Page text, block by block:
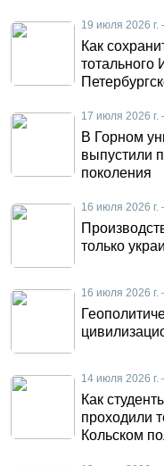
19 июля 2026
Как
тотального
17 июля 2026
В Горном
выпустили
поколения
16 июля 2026
только
16 июля 2026
14 июля 2026
Как
проходили
Кольском